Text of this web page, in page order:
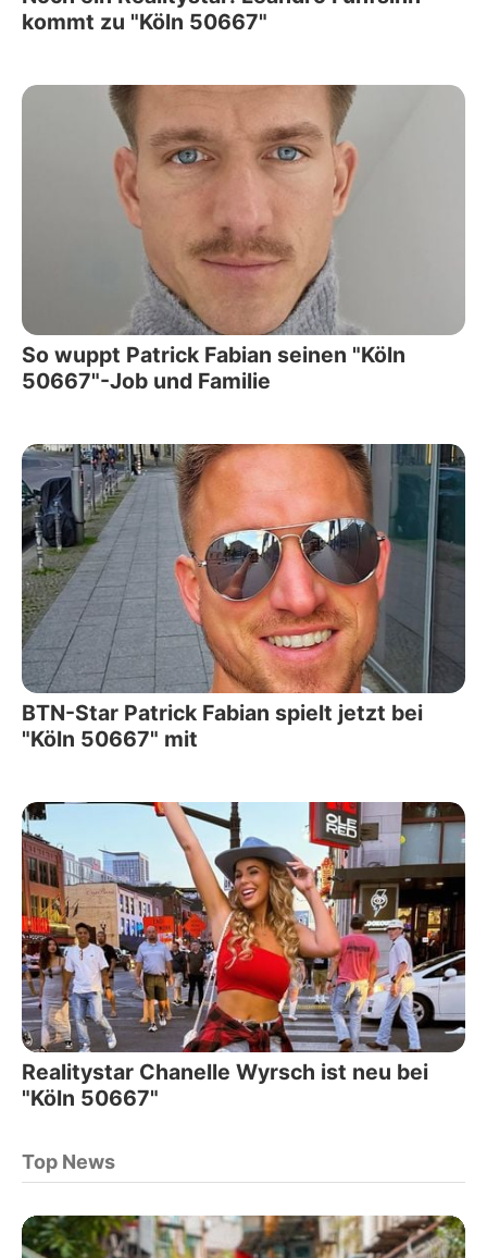
kommt zu "Köln 50667"
So wuppt Patrick Fabian seinen "Köln
50667"-Job und Familie
BTN-Star Patrick Fabian spielt jetzt bei
"Köln 50667" mit
Realitystar Chanelle Wyrsch ist neu bei
"Köln 50667"
Top News